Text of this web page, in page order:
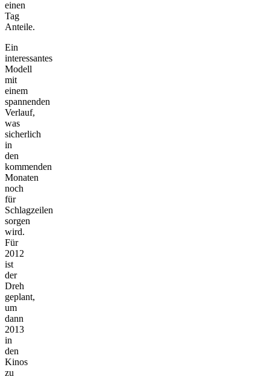
einen
Tag
Anteile.
Ein
interessantes
Modell
mit
einem
spannenden
Verlauf,
was
sicherlich
in
den
kommenden
Monaten
noch
für
Schlagzeilen
sorgen
wird.
Für
2012
ist
der
Dreh
geplant,
um
dann
2013
in
den
Kinos
zu